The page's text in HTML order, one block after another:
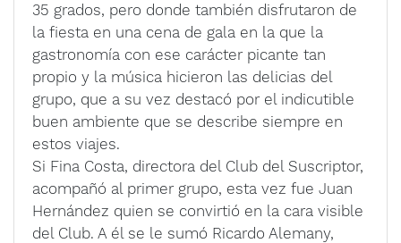
35 grados, pero donde también disfrutaron de
la fiesta en una cena de gala en la que la
gastronomía con ese carácter picante tan
propio y la música hicieron las delicias del
grupo, que a su vez destacó por el indicutible
buen ambiente que se describe siempre en
estos viajes.
Si Fina Costa, directora del Club del Suscriptor,
acompañó al primer grupo, esta vez fue Juan
Hernández quien se convirtió en la cara visible
del Club. A él se le sumó Ricardo Alemany,